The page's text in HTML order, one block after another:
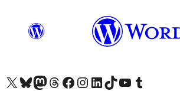
Acessar nossa conta do X (antigo Twitter)
Acessar nossa conta do Bluesky
Acessar nossa conta do Mastodon
Acessar nossa conta do Threads
Acessar nossa página do Facebook
Acessar nossa conta do Instagram
Acessar nossa conta do LinkedIn
Acessar nossa conta do TikTok
Acessar nosso canal do YouTube
Acessar nossa conta no Tumblr